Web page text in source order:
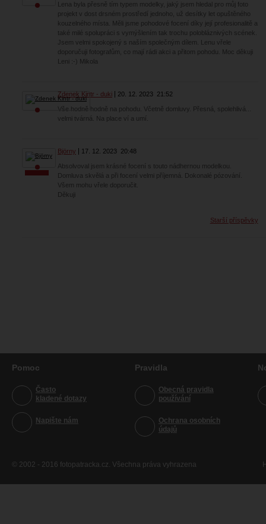
Lena byla přesně tím typem modelky, jaký jsem hledal pro můj foto
projekt v dost drsném prostředí jednoho, už desítky let opuštěného
kouzelného místa. Měli jsme pohodové focení díky její profesionalitě a
také milé spolupráci s vymýšlením tak trochu polobláznivých scének.
Jsem velmi spokojený s naším společným dílem. Lenu vřele
doporučuji fotografům, co mají rádi akci a přitom pohodu. Moc děkuji
Leni :-) Mikola
Zdenek Kintr - duki 20. 12. 2023 21:52
Vše hodně hodně na pohodu. Včetně domluvy. Přesná, spolehlivá...
velmi tvárná. Na place ví a umí.
Björny 17. 12. 2023 20:48
Absolvoval jsem krásné focení s touto nádhernou modelkou.
Domluva skvělá a při focení velmi příjemná. Dokonalé pózování.
Všem mohu vřele doporučit.
Děkuji
Starší příspěvky
Pomoc
Často
kladené dotazy
Napište nám
Pravidla
Obecná pravidla
používání
Ochrana osobních
údajů
© 2002 - 2016 fotopatracka.cz. Všechna práva vyhrazena